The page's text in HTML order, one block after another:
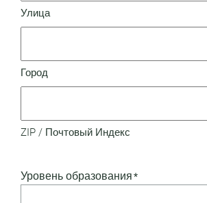
Улица
Город
ZIP / Почтовый Индекс
Уровень образования*